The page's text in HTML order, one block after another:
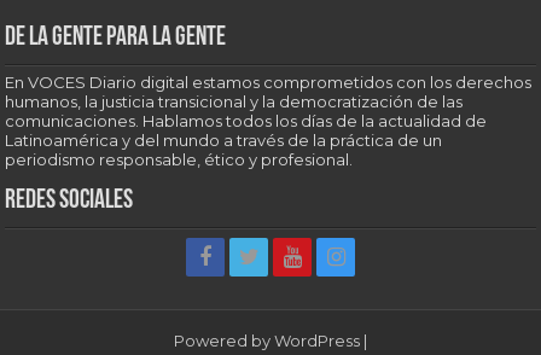
De la gente para la gente
En VOCES Diario digital estamos comprometidos con los derechos
humanos, la justicia transicional y la democratización de las
comunicaciones. Hablamos todos los días de la actualidad de
Latinoamérica y del mundo a través de la práctica de un
periodismo responsable, ético y profesional.
Redes sociales
Powered byWordPress |